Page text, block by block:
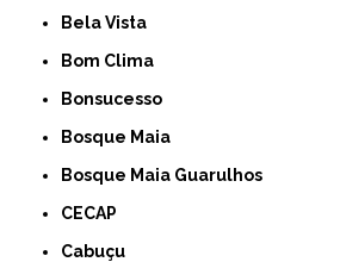
Bela Vista
Bom Clima
Bonsucesso
Bosque Maia
Bosque Maia Guarulhos
CECAP
Cabuçu